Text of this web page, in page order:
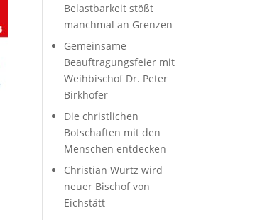
Belastbarkeit stößt
manchmal an Grenzen
Gemeinsame
Beauftragungsfeier mit
Weihbischof Dr. Peter
Birkhofer
Die christlichen
Botschaften mit den
Menschen entdecken
Christian Würtz wird
neuer Bischof von
Eichstätt